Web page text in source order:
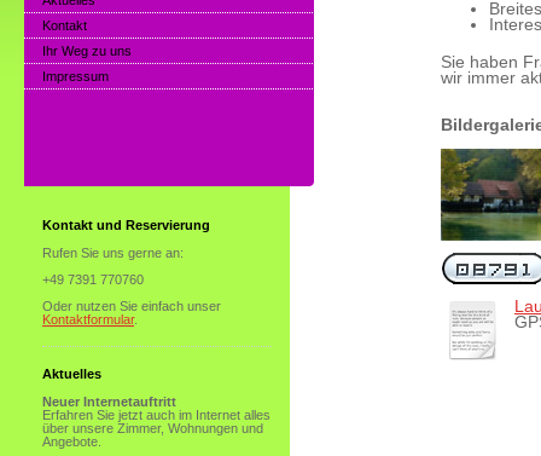
Sie haben
wir immer
Kontakt
Ihr Weg zu uns
Impressum
Kontakt und Reservierung
Rufen Sie uns gerne an:
+49 7391 770760
Oder nutzen Sie einfach unser
Kontaktformular.
Aktuelles
Neuer Internetauftritt
Erfahren Sie jetzt auch im Internet alles
über unsere Zimmer, Wohnungen und
Angebote.